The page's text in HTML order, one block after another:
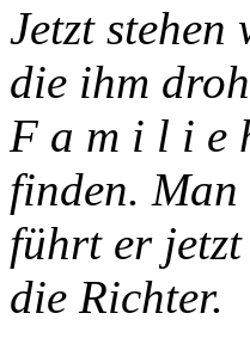
Jetzt
die ihm
F a m i l i e
finden. Man
führt er
die Richter.